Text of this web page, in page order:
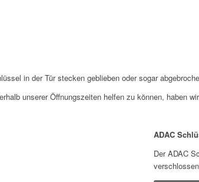
in der Tür stecken geblieben oder sogar
unserer Öffnungszeiten helfen zu können, haben
ADAC
Der ADAC